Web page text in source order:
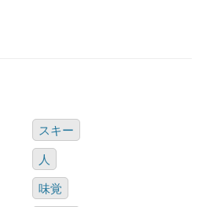
スキー
人
味覚